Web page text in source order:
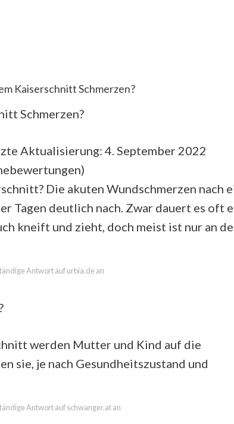
Kaiserschnitt Schmerzen?
Schmerzen?
Aktualisierung: 4. September 2022
)
Die akuten Wundschmerzen nach
Tagen deutlich nach. Zwar dauert es oft
kneift und zieht, doch meist ist nur an
Antwort auf urbia.de an
werden Mutter und Kind auf die
sie, je nach Gesundheitszustand und
Antwort auf schwanger.at an